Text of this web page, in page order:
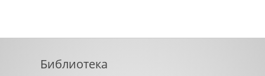
Библиотека